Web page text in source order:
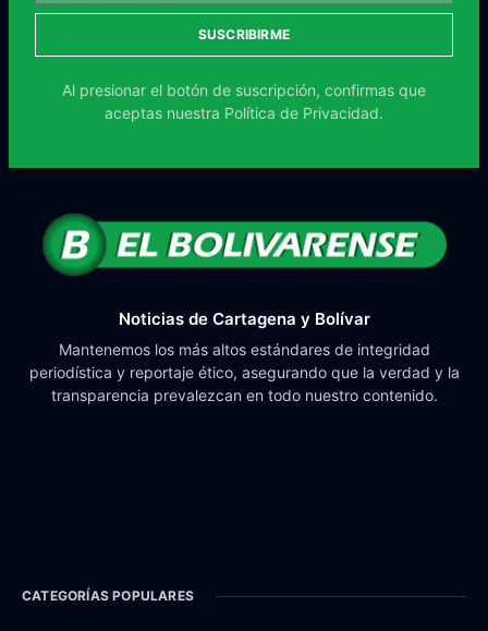
SUSCRIBIRME
Al presionar el botón de suscripción, confirmas que
aceptas nuestra Política de Privacidad.
Noticias de Cartagena y Bolívar
Mantenemos los más altos estándares de integridad
periodística y reportaje ético, asegurando que la verdad y la
transparencia prevalezcan en todo nuestro contenido.
CATEGORÍAS POPULARES